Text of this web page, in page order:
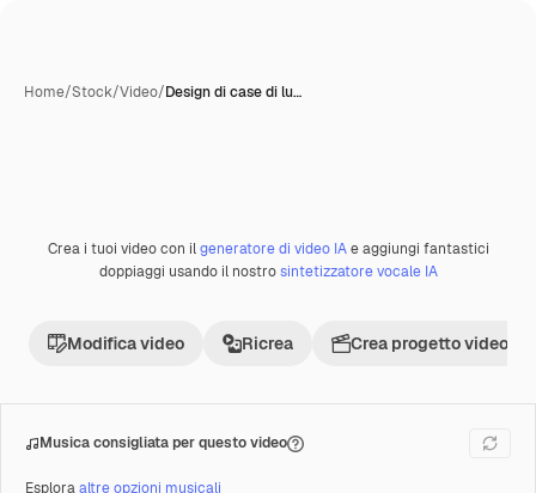
Home/Stock/Video/Design di case di lu…
Premium
Crea i tuoi video con ilgeneratore di video IAe aggiungi fantastici
doppiaggi usando il nostrosintetizzatore vocale IA
Modifica video Ricrea Crea progetto video
Musica consigliata per questo video
Esploraaltre opzioni musicali